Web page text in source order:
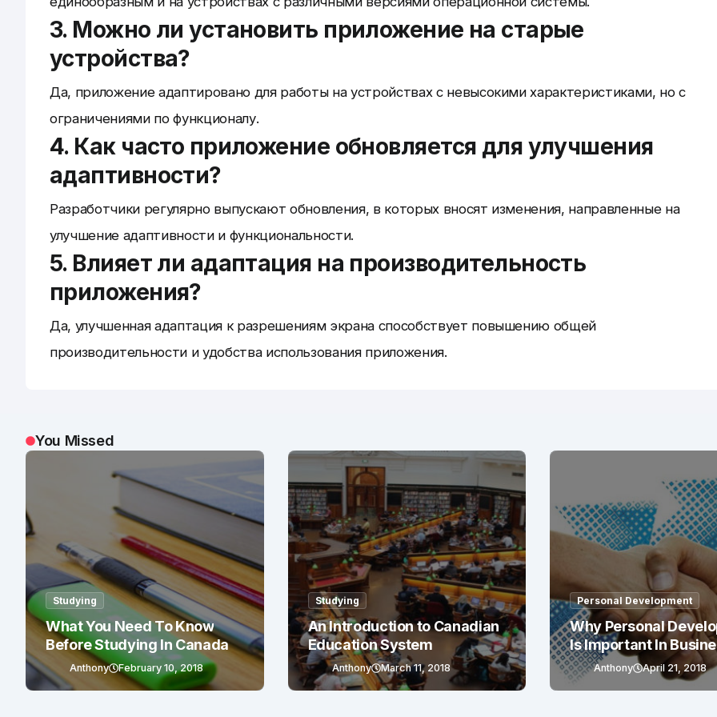
3. Можно ли установить приложение на старые
устройства?
Да, приложение адаптировано для работы на устройствах с невысокими характеристиками, но с
ограничениями по функционалу.
4. Как часто приложение обновляется для улучшения
адаптивности?
Разработчики регулярно выпускают обновления, в которых вносят изменения, направленные на
улучшение адаптивности и функциональности.
5. Влияет ли адаптация на производительность
приложения?
Да, улучшенная адаптация к разрешениям экрана способствует повышению общей
производительности и удобства использования приложения.
You Missed
Studying
What You Need To Know
Before Studying In Canada
Anthony February 10, 2018
Studying
An Introduction to Canadian
Education System
Anthony March 11, 2018
Personal Development
Why Personal
Is Important In
Success
Anthony April 21, 2018